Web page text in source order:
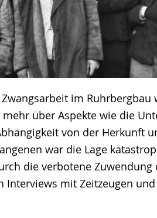
im Ruhrbergbau
über Aspekte wie die
von der Herkunft
war die Lage
die verbotene Zuwendung
mit Zeitzeugen